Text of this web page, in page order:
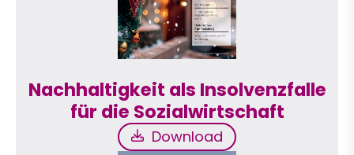
Download
Download
Nachhaltigkeit als Insolvenzfalle
für die Sozialwirtschaft